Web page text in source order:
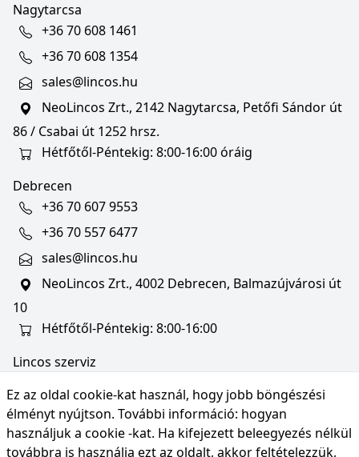
Ez az oldal cookie-kat használ, hogy jobb böngészési
élményt nyújtson. További információ: hogyan
használjuk a cookie -kat. Ha kifejezett beleegyezés nélkül
továbbra is használja ezt az oldalt, akkor feltételezzük,
Nagytarcsa
+36 70 608 1461
+36 70 608 1354
sales@lincos.hu
NeoLincos Zrt., 2142 Nagytarcsa, Petőfi Sándor út
86 / Csabai út 1252 hrsz.
Hétfőtől-Péntekig: 8:00-16:00 óráig
Debrecen
+36 70 607 9553
+36 70 557 6477
sales@lincos.hu
NeoLincos Zrt., 4002 Debrecen, Balmazújvárosi út
10
Hétfőtől-Péntekig: 8:00-16:00
Lincos szerviz
NeoLincos Zrt., 4002 Debrecen, Balmazújvárosi út
10
Nyitvatartás: hétfő-péntek 8:00-16:00